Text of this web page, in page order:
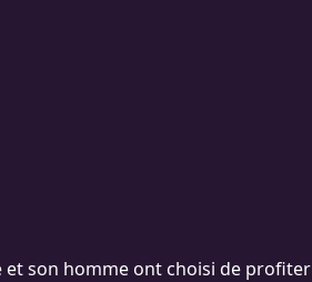
et son homme ont choisi de profiter